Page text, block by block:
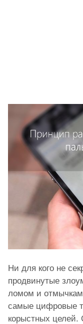
Ни для кого не
продвинутые
ломом и
самые цифровые
корыстных